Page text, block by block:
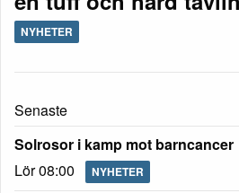
NYHETER
Senaste
Solrosor i kamp mot barncancer
Lör 08:00
NYHETER